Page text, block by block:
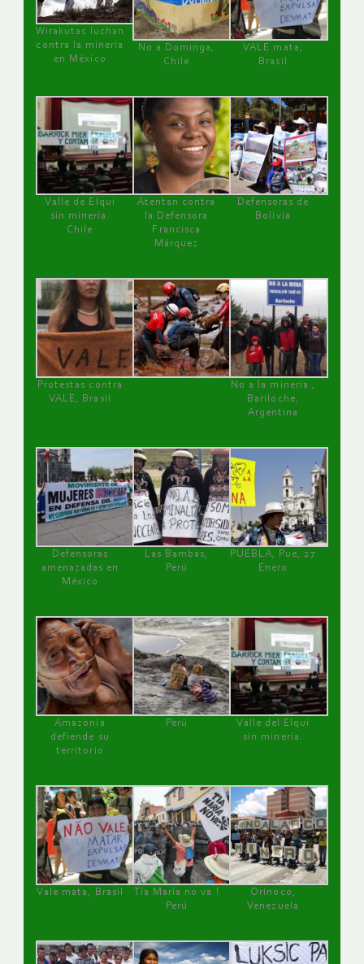
Wirakutas luchan
contra la minería
en México
No a Dominga,
Chile
VALE mata,
Brasil
Valle de Elqui
sin minería.
Chile
Atentan contra
la Defensora
Francisca
Márquez
Defensoras de
Bolivia
Protestas contra
VALE, Brasil
No a la minería ,
Bariloche,
Argentina
Defensoras
amenazadas en
México
Las Bambas,
Perú
PUEBLA, Pue, 27
Enero
Amazonía
defiende su
territorio
Perú
Valle del Elqui
sin minería.
Vale mata, Brasil
Tía María no va !
Perú
Orinoco,
Venezuela